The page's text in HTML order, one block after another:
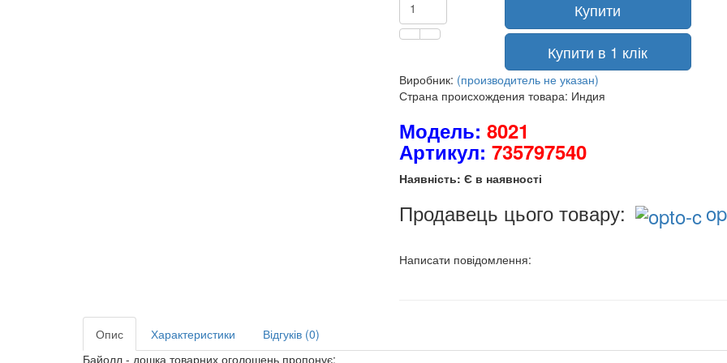
Купити
Купити в 1 клік
Виробник: (производитель не указан)
Страна происхождения товара: Индия
Модель: 8021
Артикул: 735797540
Наявність: Є в наявності
Продавець цього товару:
Написати повідомлення:
Опис Характеристики
Відгуків (0)
Байолл - дошка товарних оголошень пропонує: